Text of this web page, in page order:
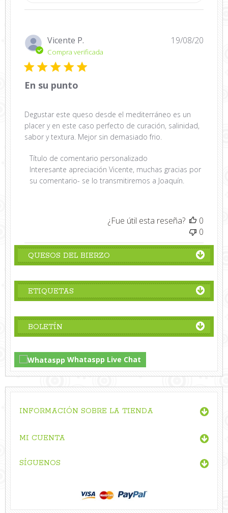
Vicente P.
Compra verificada
En su punto
Degustar este queso desde el mediterráneo es un
placer y en este caso perfecto de curación, salinidad,
sabor y textura. Mejor sin demasiado frio.
Comentarios
del
propietario
revisión
realizada
Título
de
comentario
personalizado
sobre
Wed
19
2020
Título de comentario personalizado
Interesante apreciación Vicente, muchas gracias por
su comentario- se lo transmitiremos a Joaquín.
19/08/20
¿Fue útil esta reseña?
0
0
QUESOS DEL BIERZO
ETIQUETAS
BOLETÍN
Whataspp Live Chat
INFORMACIÓN SOBRE LA TIENDA
MI CUENTA
SÍGUENOS